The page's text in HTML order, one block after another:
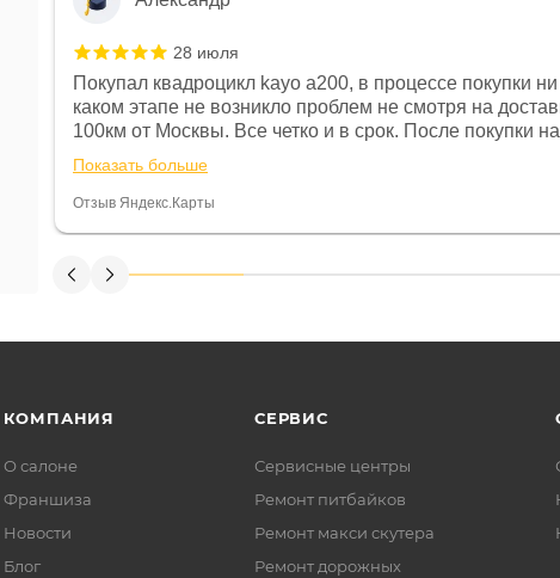
28 июля
Покупал квадроцикл kayo a200, в процессе покупки
каком этапе не возникло проблем не смотря на
100км от Москвы. Все четко и в срок. После покупки на
спидометре всегда был 0, при этом представители
постоянно были на связи и в итоге проблема была
Считаю, что это говорит о небезразличии к клиенту
Показать больше
Отзыв Яндекс.Карты
КОМПАНИЯ
О салоне
Франшиза
Новости
Блог
СЕРВИС
Сервисные центры
Ремонт питбайков
Ремонт макси скутера
Ремонт дорожных